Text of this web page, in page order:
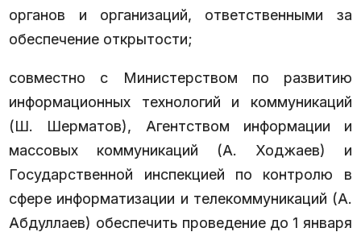
органов и организаций, ответственными за
обеспечение открытости;
совместно с Министерством по развитию
информационных технологий и коммуникаций
(Ш. Шерматов), Агентством информации и
массовых коммуникаций (А. Ходжаев) и
Государственной инспекцией по контролю в
сфере информатизации и телекоммуникаций (А.
Абдуллаев) обеспечить проведение до 1 января